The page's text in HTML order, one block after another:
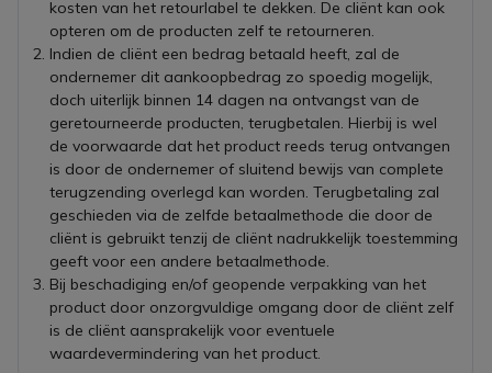
kosten van het retourlabel te dekken. De cliënt kan ook
opteren om de producten zelf te retourneren.
Indien de cliënt een bedrag betaald heeft, zal de
ondernemer dit aankoopbedrag zo spoedig mogelijk,
doch uiterlijk binnen 14 dagen na ontvangst van de
geretourneerde producten, terugbetalen. Hierbij is wel
de voorwaarde dat het product reeds terug ontvangen
is door de ondernemer of sluitend bewijs van complete
terugzending overlegd kan worden. Terugbetaling zal
geschieden via de zelfde betaalmethode die door de
cliënt is gebruikt tenzij de cliënt nadrukkelijk toestemming
geeft voor een andere betaalmethode.
Bij beschadiging en/of geopende verpakking van het
product door onzorgvuldige omgang door de cliënt zelf
is de cliënt aansprakelijk voor eventuele
waardevermindering van het product.